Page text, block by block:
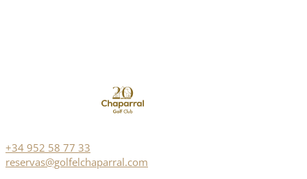
+34 952 58 77 33
reservas@golfelchaparral.com